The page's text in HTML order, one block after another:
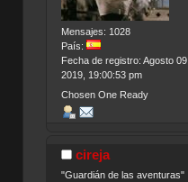
Mensajes: 1028
País:
Fecha de registro: Agosto 09,
2019, 19:00:53 pm
Chosen One Ready
cireja
"Guardián de las aventuras"